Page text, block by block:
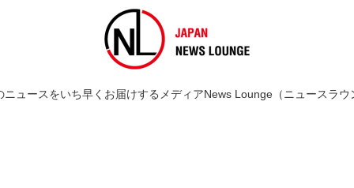
ニュースをいち早くお届けするメディアNews Lounge（ニュースラウ